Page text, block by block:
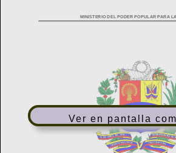
Ver en pantalla